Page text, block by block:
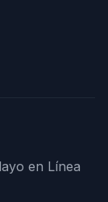
en Línea